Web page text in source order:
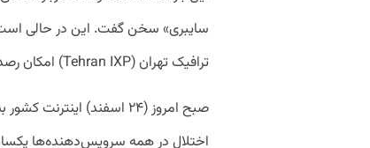
سایبری» سخن گفت. این در حالی
ترافیک تهران (Tehran IXP) امکان رصد دقیق شبکه را از بین برده است.
اختلال در همه سرویس‌دهنده‌ها یکسان